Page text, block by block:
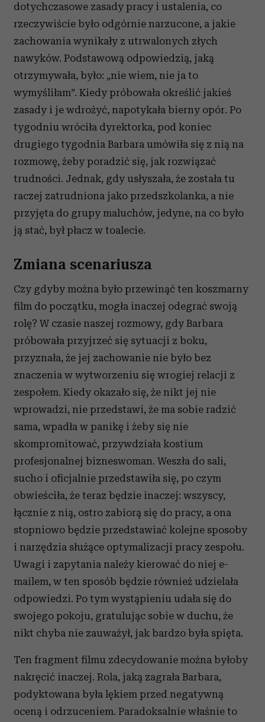
dotychczasowe zasady pracy i ustalenia, co
rzeczywiście było odgórnie narzucone, a jakie
zachowania wynikały z utrwalonych złych
nawyków. Podstawową odpowiedzią, jaką
otrzymywała, było: „nie wiem, nie ja to
wymyśliłam”. Kiedy próbowała określić jakieś
zasady i je wdrożyć, napotykała bierny opór. Po
tygodniu wróciła dyrektorka, pod koniec
drugiego tygodnia Barbara umówiła się z nią na
rozmowę, żeby poradzić się, jak rozwiązać
trudności. Jednak, gdy usłyszała, że została tu
raczej zatrudniona jako przedszkolanka, a nie
przyjęta do grupy maluchów, jedyne, na co było
ją stać, był płacz w toalecie.
Zmiana scenariusza
Czy gdyby można było przewinąć ten koszmarny
film do początku, mogła inaczej odegrać swoją
rolę? W czasie naszej rozmowy, gdy Barbara
próbowała przyjrzeć się sytuacji z boku,
przyznała, że jej zachowanie nie było bez
znaczenia w wytworzeniu się wrogiej relacji z
zespołem. Kiedy okazało się, że nikt jej nie
wprowadzi, nie przedstawi, że ma sobie radzić
sama, wpadła w panikę i żeby się nie
skompromitować, przywdziała kostium
profesjonalnej bizneswoman. Weszła do sali,
sucho i oficjalnie przedstawiła się, po czym
obwieściła, że teraz będzie inaczej: wszyscy,
łącznie z nią, ostro zabiorą się do pracy, a ona
stopniowo będzie przedstawiać kolejne sposoby
i narzędzia służące optymalizacji pracy zespołu.
Uwagi i zapytania należy kierować do niej e-
mailem, w ten sposób będzie również udzielała
odpowiedzi. Po tym wystąpieniu udała się do
swojego pokoju, gratulując sobie w duchu, że
nikt chyba nie zauważył, jak bardzo była spięta.
Ten fragment filmu zdecydowanie można byłoby
nakręcić inaczej. Rola, jaką zagrała Barbara,
podyktowana była lękiem przed negatywną
oceną i odrzuceniem. Paradoksalnie właśnie to